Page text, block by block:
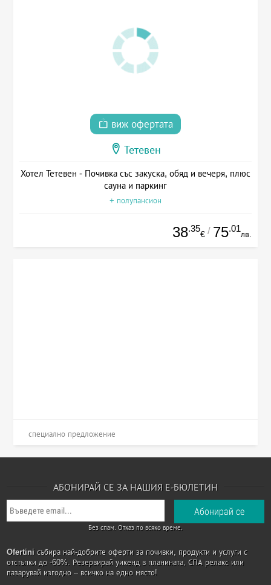
виж офертата
Тетевен
Хотел Тетевен - Почивка със закуска, обяд и вечеря, плюс
сауна и паркинг
+ полупансион
38.35
€ / 75.01
лв.
специално предложение
АБОНИРАЙ СЕ ЗА НАШИЯ Е-БЮЛЕТИН
Без спам. Отказ по всяко време.
Ofertini събира най-добрите оферти за почивки, продукти и услуги с
отстъпки до -60%. Резервирай уикенд в планината, СПА релакс или
пазарувай изгодно – всичко на едно място!